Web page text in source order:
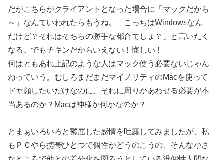
だがこちらがクライアントとなった場合に「マックだから
～」なんていわれたらもうね。「こっちはWindowsなん
だけど？それはそちらの勝手な都合でしょ？」と言いたく
なる。でもチキンだからいえない！悔しい！
何はともあれ上記のような人はマック使う必要ないじゃん
ねっていう。むしろまだまだマイノリティのMacを使って
ドヤ顔したいだけなのに、それに周りがあわせる必要が本
当あるのか？Macは神様か何かなのか？
とまぁいろいろと鬱屈した感情を吐露してみましたが、私
もＰＣやら携帯ひとつで個性がどうのこうの、そんな小さ